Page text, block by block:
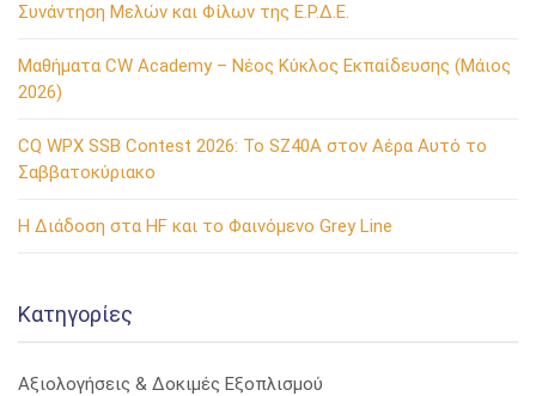
Συνάντηση Μελών και Φίλων της Ε.Ρ.Δ.Ε.
Μαθήματα CW Academy – Νέος Κύκλος Εκπαίδευσης (Μάιος
2026)
CQ WPX SSB Contest 2026: Το SZ40A στον Αέρα Αυτό το
Σαββατοκύριακο
Η Διάδοση στα HF και το Φαινόμενο Grey Line
Kατηγορίες
Αξιολογήσεις & Δοκιμές Εξοπλισμού